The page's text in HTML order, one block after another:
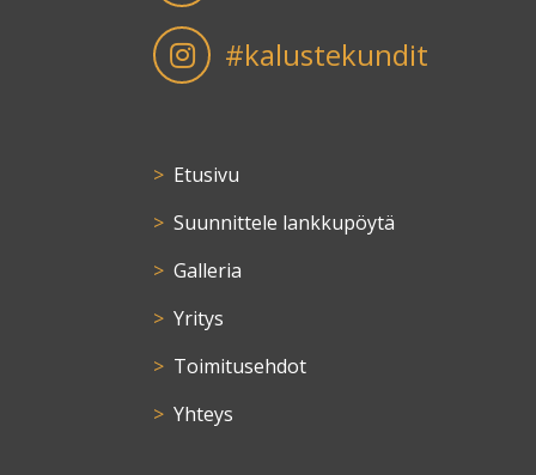
#kalustekundit
Etusivu
Suunnittele lankkupöytä
Galleria
Yritys
Toimitusehdot
Yhteys